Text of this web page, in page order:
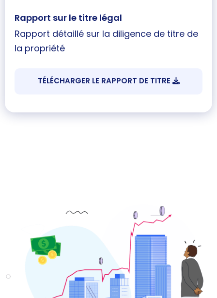
Rapport sur le titre légal
Rapport détaillé sur la diligence de titre de
la propriété
TÉLÉCHARGER LE RAPPORT DE TITRE